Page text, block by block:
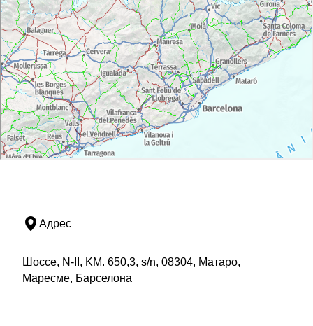
Адрес
Шоссе, N-II, KM. 650,3, s/n, 08304, Матаро,
Маресме, Барселона